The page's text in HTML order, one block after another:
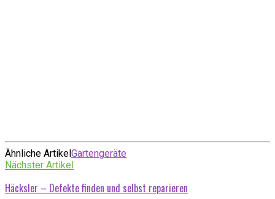
Ähnliche ArtikelGartengeräte
Nächster Artikel
Häcksler – Defekte finden und selbst reparieren